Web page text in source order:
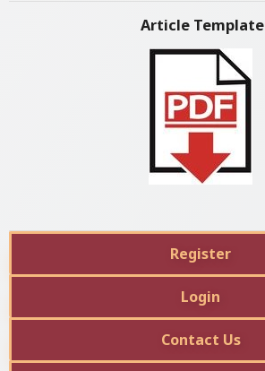
Article Template
Register
Login
Contact Us